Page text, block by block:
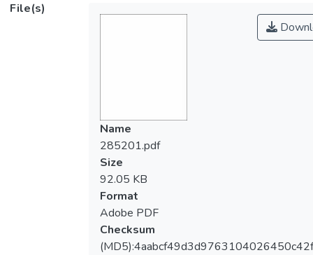
File(s)
Name
285201.pdf
Size
92.05 KB
Format
Adobe PDF
Checksum